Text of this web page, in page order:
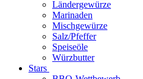
Ländergewürze
Marinaden
Mischgewürze
Salz/Pfeffer
Speiseöle
Würzbutter
Stars